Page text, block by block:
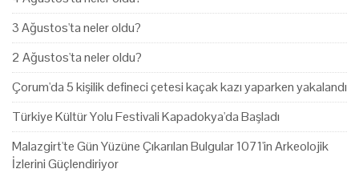
3 Ağustos'ta neler oldu?
2 Ağustos'ta neler oldu?
Çorum'da 5 kişilik defineci çetesi kaçak kazı yaparken yakalandı
Türkiye Kültür Yolu Festivali Kapadokya'da Başladı
Malazgirt'te Gün Yüzüne Çıkarılan Bulgular 1071'in Arkeolojik
İzlerini Güçlendiriyor